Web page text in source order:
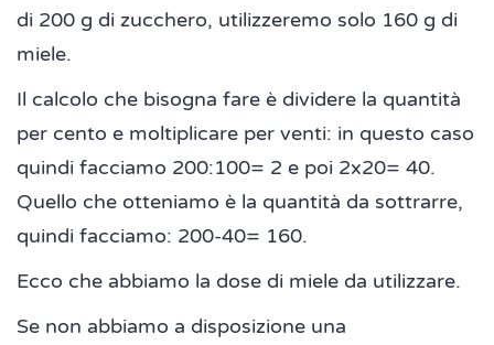
di 200 g di zucchero, utilizzeremo solo 160 g di
miele.
Il calcolo che bisogna fare è dividere la quantità
per cento e moltiplicare per venti: in questo caso
quindi facciamo 200:100= 2 e poi 2x20= 40.
Quello che otteniamo è la quantità da sottrarre,
quindi facciamo: 200-40= 160.
Ecco che abbiamo la dose di miele da utilizzare.
Se non abbiamo a disposizione una